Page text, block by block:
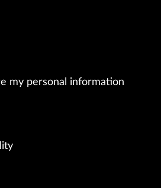
my personal information